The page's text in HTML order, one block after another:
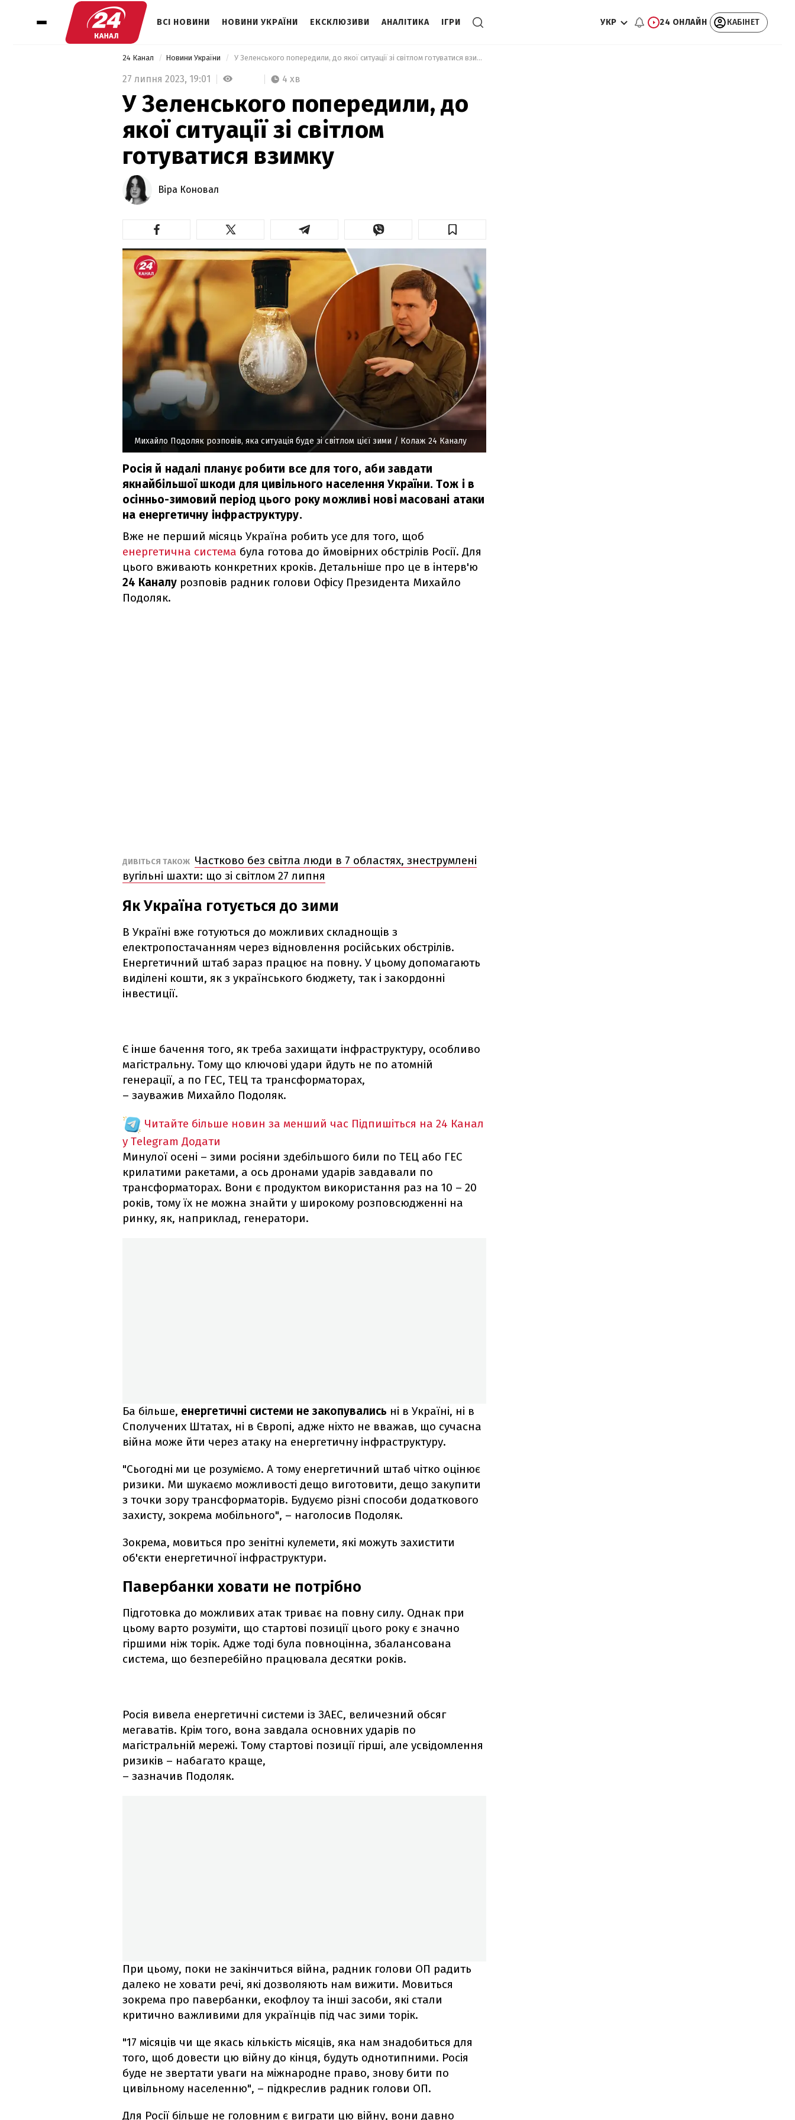
ВСІ НОВИНИ НОВИНИ УКРАЇНИ ЕКСКЛЮЗИВИ АНАЛІТИКА ІГРИ УКР 24 ОНЛАЙН КАБІНЕТ
24 Канал Новини України У Зеленського попередили, до якої ситуації зі світлом готуватися взимку
27 липня 2023, 19:01 4 хв
У Зеленського попередили, до
якої ситуації зі світлом
готуватися взимку
Віра Коновал
Михайло Подоляк розповів, яка ситуація буде зі світлом цієї зими / Колаж 24 Каналу
Росія й надалі планує робити все для того, аби завдати
якнайбільшої шкоди для цивільного населення України. Тож і в
осінньо-зимовий період цього року можливі нові масовані атаки
на енергетичну інфраструктуру.
Вже не перший місяць Україна робить усе для того, щоб
енергетична система була готова до ймовірних обстрілів Росії. Для
цього вживають конкретних кроків. Детальніше про це в інтерв'ю
24 Каналу розповів радник голови Офісу Президента Михайло
Подоляк.
ДИВІТЬСЯ ТАКОЖ Частково без світла люди в 7 областях, знеструмлені
вугільні шахти: що зі світлом 27 липня
Як Україна готується до зими
В Україні вже готуються до можливих складнощів з
електропостачанням через відновлення російських обстрілів.
Енергетичний штаб зараз працює на повну. У цьому допомагають
виділені кошти, як з українського бюджету, так і закордонні
інвестиції.
Є інше бачення того, як треба захищати інфраструктуру, особливо
магістральну. Тому що ключові удари йдуть не по атомній
генерації, а по ГЕС, ТЕЦ та трансформаторах,
– зауважив Михайло Подоляк.
Читайте більше новин за менший час Підпишіться на 24 Канал
у Telegram Додати
Минулої осені – зими росіяни здебільшого били по ТЕЦ або ГЕС
крилатими ракетами, а ось дронами ударів завдавали по
трансформаторах. Вони є продуктом використання раз на 10 – 20
років, тому їх не можна знайти у широкому розповсюдженні на
ринку, як, наприклад, генератори.
Ба більше, енергетичні системи не закопувались ні в Україні, ні в
Сполучених Штатах, ні в Європі, адже ніхто не вважав, що сучасна
війна може йти через атаку на енергетичну інфраструктуру.
"Сьогодні ми це розуміємо. А тому енергетичний штаб чітко оцінює
ризики. Ми шукаємо можливості дещо виготовити, дещо закупити
з точки зору трансформаторів. Будуємо різні способи додаткового
захисту, зокрема мобільного", – наголосив Подоляк.
Зокрема, мовиться про зенітні кулемети, які можуть захистити
об'єкти енергетичної інфраструктури.
Павербанки ховати не потрібно
Підготовка до можливих атак триває на повну силу. Однак при
цьому варто розуміти, що стартові позиції цього року є значно
гіршими ніж торік. Адже тоді була повноцінна, збалансована
система, що безперебійно працювала десятки років.
Росія вивела енергетичні системи із ЗАЕС, величезний обсяг
мегаватів. Крім того, вона завдала основних ударів по
магістральній мережі. Тому стартові позиції гірші, але усвідомлення
ризиків – набагато краще,
– зазначив Подоляк.
При цьому, поки не закінчиться війна, радник голови ОП радить
далеко не ховати речі, які дозволяють нам вижити. Мовиться
зокрема про павербанки, екофлоу та інші засоби, які стали
критично важливими для українців під час зими торік.
"17 місяців чи ще якась кількість місяців, яка нам знадобиться для
того, щоб довести цю війну до кінця, будуть однотипними. Росія
буде не звертати уваги на міжнародне право, знову бити по
цивільному населенню", – підкреслив радник голови ОП.
Для Росії більше не головним є виграти цю війну, вони давно